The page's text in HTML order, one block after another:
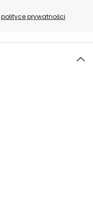
polityce prywatności.